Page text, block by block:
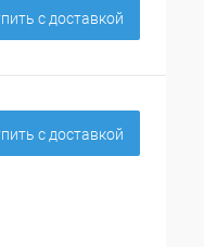
c доставкой
c доставкой